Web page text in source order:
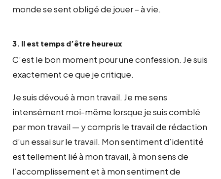
monde se sent obligé de jouer – à vie.
3. Il est temps d’être heureux
C’est le bon moment pour une confession. Je suis
exactement ce que je critique.
Je suis dévoué à mon travail. Je me sens
intensément moi-même lorsque je suis comblé
par mon travail — y compris le travail de rédaction
d’un essai sur le travail. Mon sentiment d’identité
est tellement lié à mon travail, à mon sens de
l’accomplissement et à mon sentiment de